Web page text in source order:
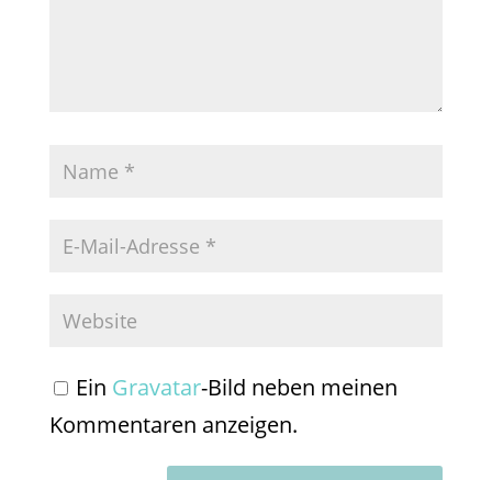
Ein Gravatar-Bild neben meinen
Kommentaren anzeigen.